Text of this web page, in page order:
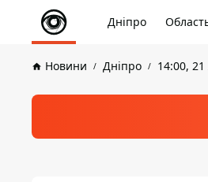
Дніпро
Новини Дніпро 14:00,